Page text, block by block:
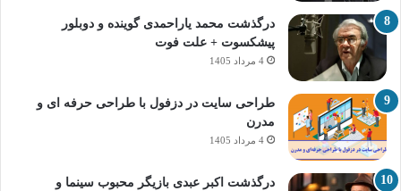
درگذشت محمد یاراحمدی گوینده و دوبلور
پیشکسوت + علت فوت
4 مرداد 1405
طراحی سایت در دزفول با طراحی حرفه‌ ای و
مدرن
4 مرداد 1405
درگذشت اکبر عبدی بازیگر محبوب سینما و